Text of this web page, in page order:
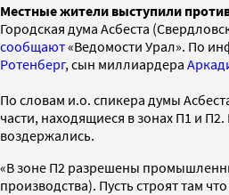
Местные жители выступили
Городская дума Асбеста
сообщают«Ведомости Урал». По
Ротенберг, сын миллиардера
По словам и.о. спикера думы
части, находящиеся в зонах П1 и
воздержались.
«В зоне П2 разрешены
производства). Пусть строят там